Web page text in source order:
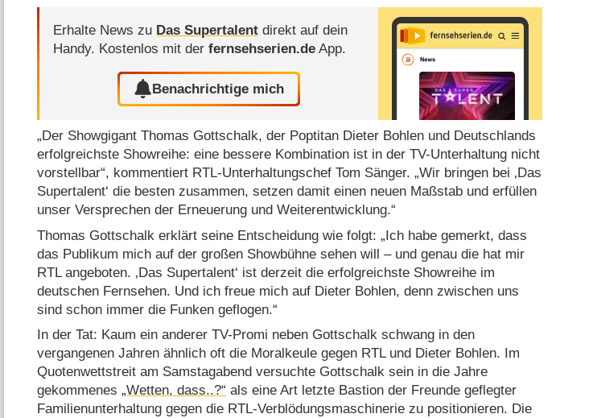
Erhalte News zu Das Supertalent direkt auf dein
Handy. Kostenlos mit derfernsehserien.de App.
Benachrichtige mich
„Der Showgigant Thomas Gottschalk, der Poptitan Dieter Bohlen und Deutschlands
erfolgreichste Showreihe: eine bessere Kombination ist in der TV-Unterhaltung nicht
vorstellbar“, kommentiert RTL-Unterhaltungschef Tom Sänger. „Wir bringen bei ‚Das
Supertalent‘ die besten zusammen, setzen damit einen neuen Maßstab und erfüllen
unser Versprechen der Erneuerung und Weiterentwicklung.“
Thomas Gottschalk erklärt seine Entscheidung wie folgt: „Ich habe gemerkt, dass
das Publikum mich auf der großen Showbühne sehen will – und genau die hat mir
RTL angeboten. ‚Das Supertalent‘ ist derzeit die erfolgreichste Showreihe im
deutschen Fernsehen. Und ich freue mich auf Dieter Bohlen, denn zwischen uns
sind schon immer die Funken geflogen.“
In der Tat: Kaum ein anderer TV-Promi neben Gottschalk schwang in den
vergangenen Jahren ähnlich oft die Moralkeule gegen RTL und Dieter Bohlen. Im
Quotenwettstreit am Samstagabend versuchte Gottschalk sein in die Jahre
gekommenes„Wetten, dass..?“ als eine Art letzte Bastion der Freunde geflegter
Familienunterhaltung gegen die RTL-Verblödungsmaschinerie zu positionieren. Die